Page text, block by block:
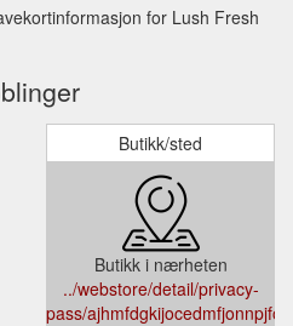
for Lush Fresh
Butikk/sted
Butikk i nærheten
../webstore/detail/privacy-
pass/